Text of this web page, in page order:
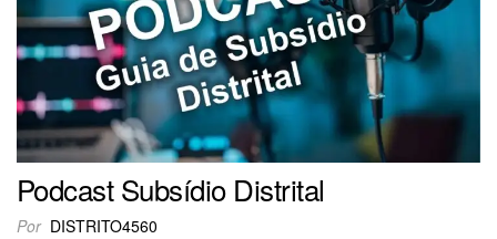
Podcast Subsídio Distrital
Por DISTRITO4560